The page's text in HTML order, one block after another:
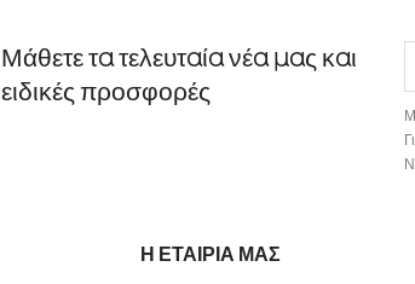
Μάθετε τα τελευταία νέα μας και
ειδικές προσφορές
Η ΕΤΑΙΡΊΑ ΜΑΣ